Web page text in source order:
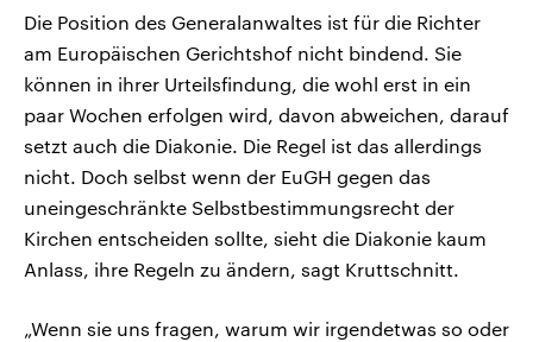
Die Position des Generalanwaltes ist für die Richter
am Europäischen Gerichtshof nicht bindend. Sie
können in ihrer Urteilsfindung, die wohl erst in ein
paar Wochen erfolgen wird, davon abweichen, darauf
setzt auch die Diakonie. Die Regel ist das allerdings
nicht. Doch selbst wenn der EuGH gegen das
uneingeschränkte Selbstbestimmungsrecht der
Kirchen entscheiden sollte, sieht die Diakonie kaum
Anlass, ihre Regeln zu ändern, sagt Kruttschnitt.
„Wenn sie uns fragen, warum wir irgendetwas so oder